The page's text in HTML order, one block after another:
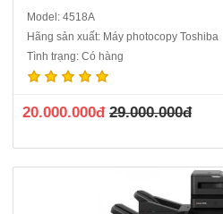
Model: 4518A
Hãng sản xuất: Máy photocopy Toshiba
Tình trạng: Có hàng
20.000.000đ 29.000.000đ
năng chuẩn : Copy - In - Scan màu -
cảm ứng màu 10.1 Inch- Tốc độ copy